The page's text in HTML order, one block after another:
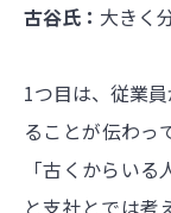
古谷氏： 大きく
1つ目は、従業
ることが伝わっ
「古くからい
と支社とでは考